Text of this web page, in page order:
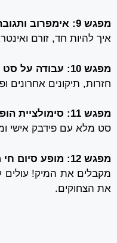
מפגש 9: אימפרוב ותגובה לקהל
איך להיות חד, זורם
מפגש 10: עבודה על סט אישי חלק ב’
חזרות, תיקונים אחרונים
מפגש 11: סימולציית הופעה מול הקבוצה
סט מלא עם פידבק אישי
מפגש 12: מופע סיום חי מול קהל!
מקבלים את המיק! עולים
את הצחוקים.